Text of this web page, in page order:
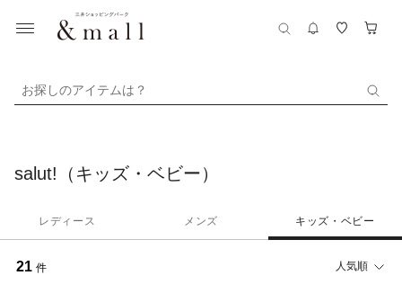
お探しのアイテムは？
salut!（キッズ・ベビー）
レディース メンズ キッズ・ベビー
21 件 人気順